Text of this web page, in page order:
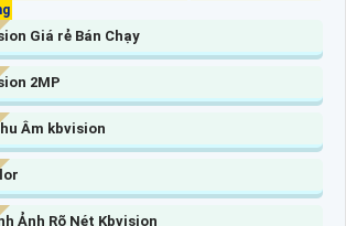
Giá rẻ Bán Chạy
2MP
Âm kbvision
Ảnh Rõ Nét Kbvision